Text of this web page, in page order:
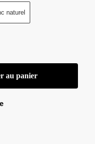
naturel
au panier